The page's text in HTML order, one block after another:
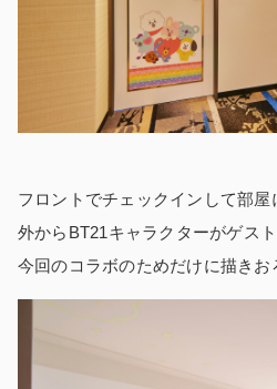
フロントでチェックインして部
外からBT21キャラクターがゲス
今回のコラボのためだけに描きお